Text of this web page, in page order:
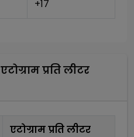
+17
एटोग्राम प्रति लीटर
एटोग्राम प्रति लीटर